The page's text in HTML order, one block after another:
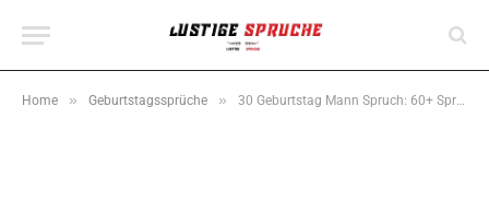
Home » Geburtstagssprüche » 30 Geburtstag Mann Spruch: 60+ Sprüche kurz, lustig & herzlich